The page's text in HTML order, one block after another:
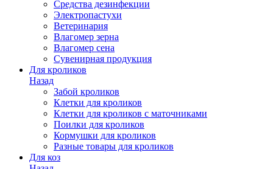
Средства дезинфекции
Электропастухи
Ветеринария
Влагомер зерна
Влагомер сена
Сувенирная продукция
Для кроликов
Назад
Забой кроликов
Клетки для кроликов
Клетки для кроликов с маточниками
Поилки для кроликов
Кормушки для кроликов
Разные товары для кроликов
Для коз